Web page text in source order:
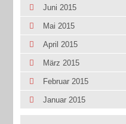
Juni 2015
Mai 2015
April 2015
März 2015
Februar 2015
Januar 2015